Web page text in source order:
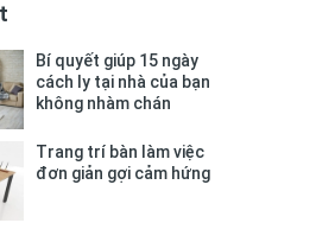
Bí quyết giúp 15 ngày
cách ly tại nhà của bạn
không nhàm chán
Trang trí bàn làm việc
đơn giản gợi cảm hứng